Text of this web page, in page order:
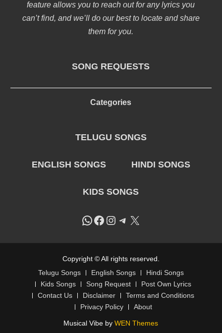
feature allows you to reach out for any lyrics you
can’t find, and we’ll do our best to locate and share
them for you.
SONG REQUESTS
Categories
TELUGU SONGS
ENGLISH SONGS HINDI SONGS
KIDS SONGS
WhatsApp
Facebook
Instagram
Telegram
X
Copyright © All rights reserved.
Telugu Songs
English Songs
Hindi Songs
Kids Songs
Song Request
Post Own Lyrics
Contact Us
Disclaimer
Terms and Conditions
Privacy Policy
About
Musical Vibe byWEN Themes